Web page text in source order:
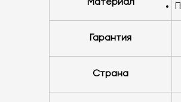
Материал
Гарантия
Страна